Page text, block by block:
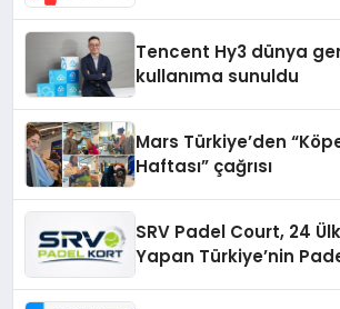
Tencent Hy3 dünya
kullanıma sunuldu
Mars Türkiye’den
Haftası” çağrısı
SRV Padel Court, 24
Yapan Türkiye’nin